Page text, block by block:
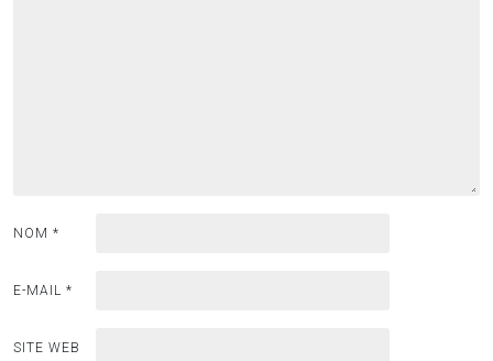
NOM *
E-MAIL *
SITE WEB